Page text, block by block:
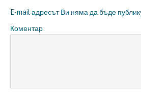
E-mail адресът Ви няма да бъде
Коментар